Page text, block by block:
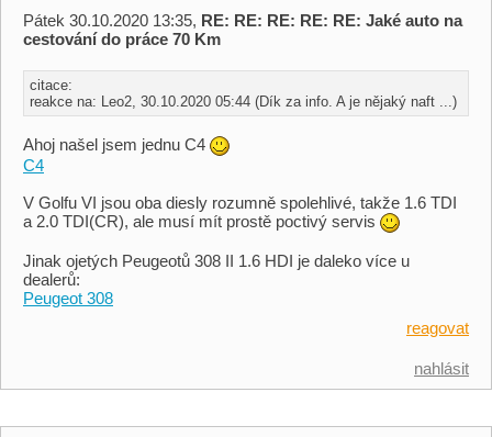
Pátek 30.10.2020 13:35, RE: RE: RE: RE: RE: Jaké auto na
cestování do práce 70 Km
citace:
reakce na: Leo2, 30.10.2020 05:44 (Dík za info. A je nějaký naft ...)
Ahoj našel jsem jednu C4
C4
V Golfu VI jsou oba diesly rozumně spolehlivé, takže 1.6 TDI
a 2.0 TDI(CR), ale musí mít prostě poctivý servis
Jinak ojetých Peugeotů 308 II 1.6 HDI je daleko více u
dealerů:
Peugeot 308
reagovat
nahlásit